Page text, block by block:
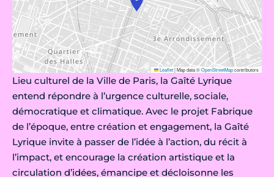
Leaflet|Map data ©OpenStreetMapcontributors
Lieu culturel de la Ville de Paris, la Gaîté Lyrique
entend répondre à l’urgence culturelle, sociale,
démocratique et climatique. Avec le projet Fabrique
de l’époque, entre création et engagement, la Gaîté
Lyrique invite à passer de l’idée à l’action, du récit à
l’impact, et encourage la création artistique et la
circulation d’idées, émancipe et décloisonne les